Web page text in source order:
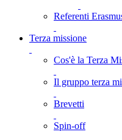
Referenti
Terza missione
Cos'è la Terza
Il gruppo terza
Brevetti
Spin-off